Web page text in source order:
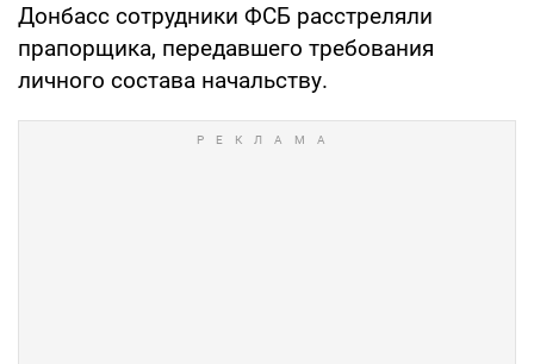
Донбасс сотрудники ФСБ расстреляли
прапорщика, передавшего требования
личного состава начальству.